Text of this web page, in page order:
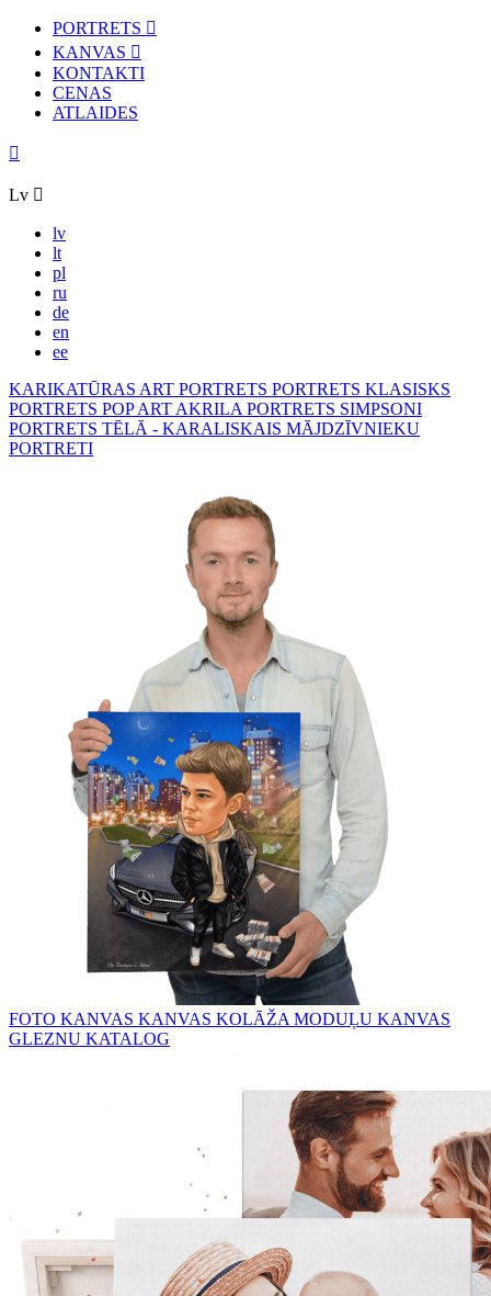
PORTRETS
KANVAS
KONTAKTI
CENAS
ATLAIDES
Lv
lv
lt
pl
ru
de
en
ee
KARIKATŪRAS ART PORTRETS PORTRETS KLASISKS
PORTRETS POP ART AKRILA PORTRETS SIMPSONI
PORTRETS TĒLĀ - KARALISKAIS MĀJDZĪVNIEKU
PORTRETI
FOTO KANVAS KANVAS KOLĀŽA MODUĻU KANVAS
GLEZNU KATALOG